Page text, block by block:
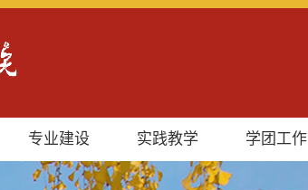
专业建设 实践教学 学团工作